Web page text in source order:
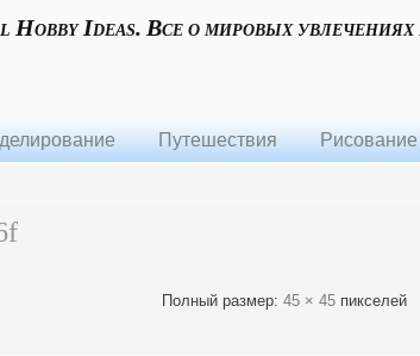
Hobby Ideas. Все о мировых
Путешествия Рисование
Полный размер: 45 × 45 пикселей